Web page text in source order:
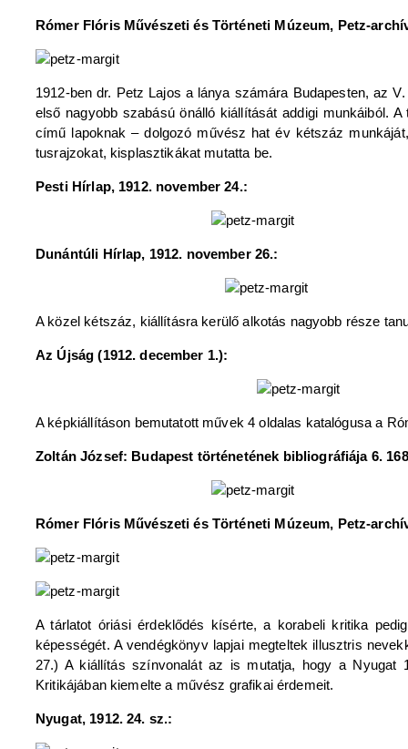
Rómer Flóris Művészeti és Történeti Múzeum, Petz-
1912-ben dr. Petz Lajos a lánya számára Budapesten, az
első nagyobb szabású önálló kiállítását addigi munkáiból.
című lapoknak – dolgozó művész hat év kétszáz
tusrajzokat, kisplasztikákat mutatta be.
Pesti Hírlap, 1912. november 24.:
Dunántúli Hírlap, 1912. november 26.:
A közel kétszáz, kiállításra kerülő alkotás nagyobb része
Az Újság (1912. december 1.):
A képkiállításon bemutatott művek 4 oldalas katalógusa a
Zoltán József: Budapest történetének bibliográfiája 6.
Rómer Flóris Művészeti és Történeti Múzeum, Petz-
A tárlatot óriási érdeklődés kísérte, a korabeli kritika
képességét. A vendégkönyv lapjai megteltek illusztris
27.) A kiállítás színvonalát az is mutatja, hogy a Nyugat
Kritikájában kiemelte a művész grafikai érdemeit.
Nyugat, 1912. 24. sz.: